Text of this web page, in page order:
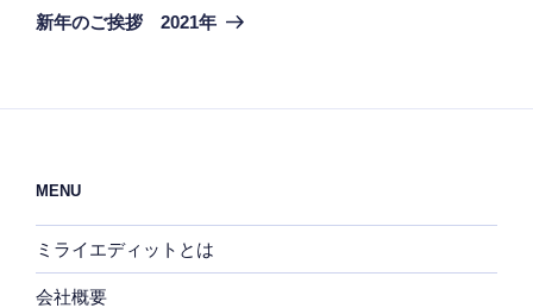
ゲ
ョ
の
新年のご挨拶 2021年
MENU
ミライエディットとは
会社概要